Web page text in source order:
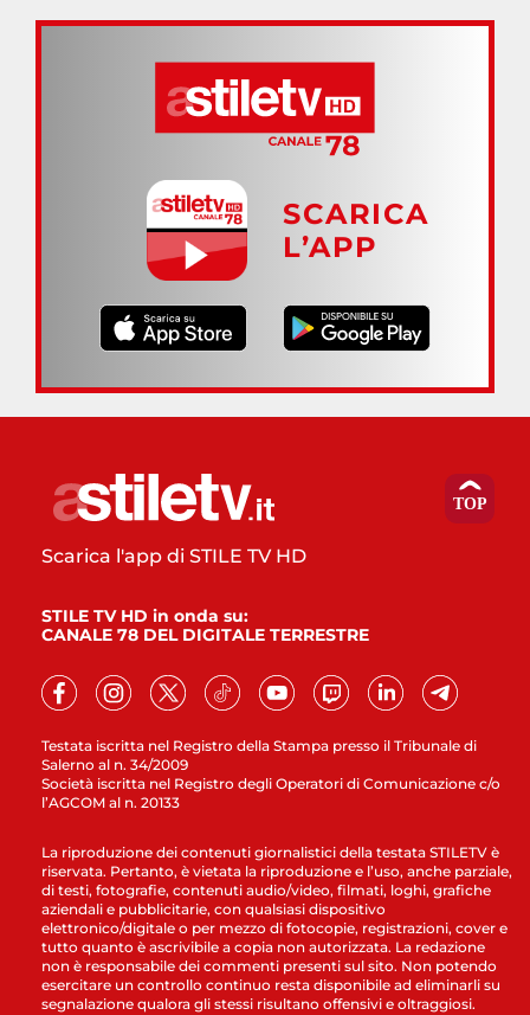
SCARICA
L’APP
Testata iscritta nel Registro della Stampa presso il Tribunale di
Salerno al n. 34/2009
Società iscritta nel Registro degli Operatori di Comunicazione c/o
l’AGCOM al n. 20133
Scarica l'app di STILE TV HD
STILE TV HD in onda su:
CANALE 78 DEL DIGITALE TERRESTRE
La riproduzione dei contenuti giornalistici della testata STILETV è
riservata. Pertanto, è vietata la riproduzione e l’uso, anche parziale,
di testi, fotografie, contenuti audio/video, filmati, loghi, grafiche
aziendali e pubblicitarie, con qualsiasi dispositivo
elettronico/digitale o per mezzo di fotocopie, registrazioni, cover e
tutto quanto è ascrivibile a copia non autorizzata. La redazione
non è responsabile dei commenti presenti sul sito. Non potendo
esercitare un controllo continuo resta disponibile ad eliminarli su
segnalazione qualora gli stessi risultano offensivi e oltraggiosi.